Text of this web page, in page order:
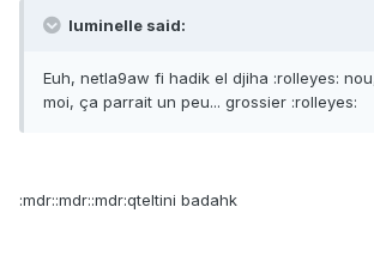
luminelle said:
Euh, netla9aw fi hadik el djiha :rolleyes:
moi, ça parrait un peu... grossier :rolleyes:
:mdr::mdr::mdr:qteltini badahk